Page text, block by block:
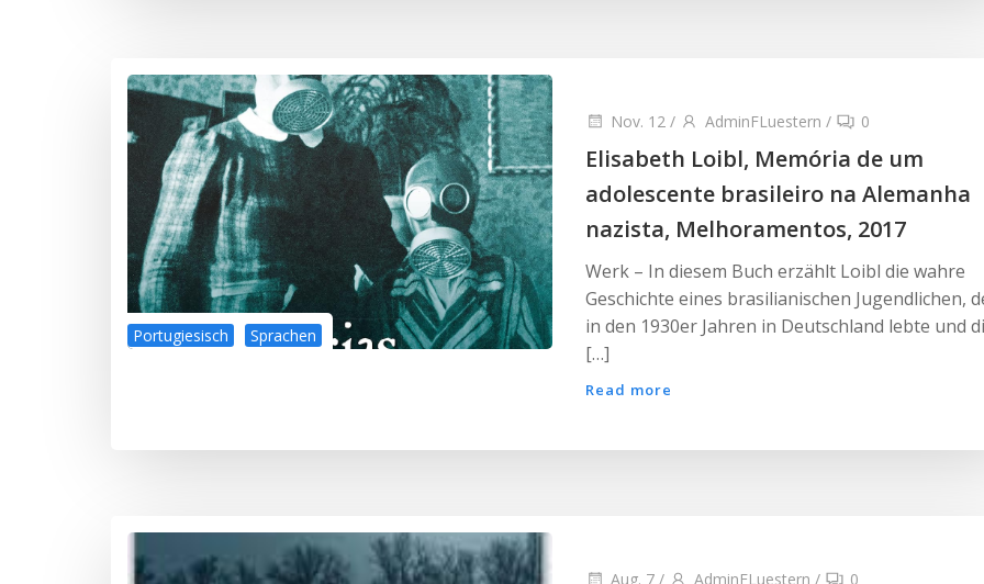
Portugiesisch Sprachen
Nov. 12 / AdminFLuestern / 0
Elisabeth Loibl, Memória de um
adolescente brasileiro na Alemanha
nazista, Melhoramentos, 2017
Werk – In diesem Buch erzählt Loibl die wahre
Geschichte eines brasilianischen Jugendlichen,
in den 1930er Jahren in Deutschland lebte und
[…]
Read more
Aug. 7 / AdminFLuestern / 0